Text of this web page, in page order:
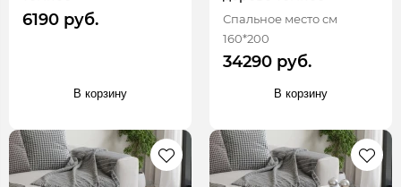
6190 руб.
В корзину
Спальное место см
160*200
34290 руб.
В корзину